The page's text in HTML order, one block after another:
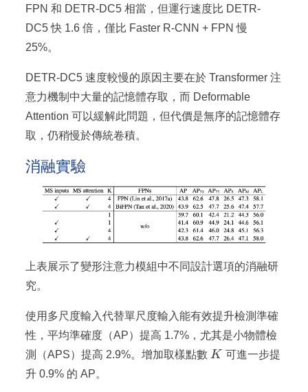
FPN 和 DETR-DC5 相當，但運行速度比 DETR-
DC5 快 1.6 倍，僅比 Faster R-CNN + FPN 慢
25%。
DETR-DC5 速度較慢的原因主要在於 Transformer 注
意力機制中大量的記憶體存取，而 Deformable
Attention 可以緩解此問題，但代價是無序的記憶體存
取，仍稍慢於傳統卷積。
消融實驗
上表展示了變形注意力模組中不同設計選項的消融研
究。
使用多尺度輸入代替單尺度輸入能有效提升檢測準確
性，平均準確度（AP）提高 1.7%，尤其是小物體檢
測（APS）提高 2.9%。增加取樣點數 K
K 可進一步提
升 0.9% 的 AP。